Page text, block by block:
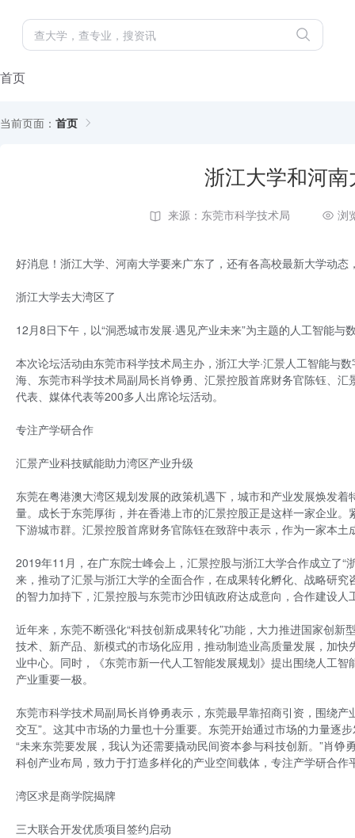
首页
当前页面： 首页
浙江大学和河
来源：东莞市科学技术局 浏
好消息！浙江大学、河南大学要来广东了，还有各高校最新大学动态
浙江大学去大湾区了
12月8日下午，以“洞悉城市发展·遇见产业未来”为主题的人工智能与
本次论坛活动由东莞市科学技术局主办，浙江大学·汇景人工智能与
海、东莞市科学技术局副局长肖铮勇、汇景控股首席财务官陈钰、
代表、媒体代表等200多人出席论坛活动。
专注产学研合作
汇景产业科技赋能助力湾区产业升级
东莞在粤港澳大湾区规划发展的政策机遇下，城市和产业发展焕发
量。成长于东莞厚街，并在香港上市的汇景控股正是这样一家企业
下游城市群。汇景控股首席财务官陈钰在致辞中表示，作为一家本
2019年11月，在广东院士峰会上，汇景控股与浙江大学合作成立了
来，推动了汇景与浙江大学的全面合作，在成果转化孵化、战略研
的智力加持下，汇景控股与东莞市沙田镇政府达成意向，合作建设
近年来，东莞不断强化“科技创新成果转化”功能，大力推进国家创
技术、新产品、新模式的市场化应用，推动制造业高质量发展，加
业中心。同时，《东莞市新一代人工智能发展规划》提出围绕人工
产业重要一极。
东莞市科学技术局副局长肖铮勇表示，东莞最早靠招商引资，围绕
交互”。这其中市场的力量也十分重要。东莞开始通过市场的力量逐
“未来东莞要发展，我认为还需要撬动民间资本参与科技创新。”肖
科创产业布局，致力于打造多样化的产业空间载体，专注产学研合
湾区求是商学院揭牌
三大联合开发优质项目签约启动